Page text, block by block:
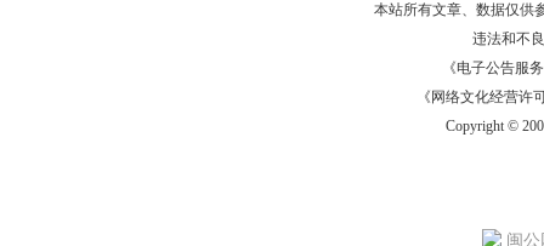
本站所有文章、数据仅供
违法和不
《电子公告服务
《网络文化经营许
Copyright ©
闽公